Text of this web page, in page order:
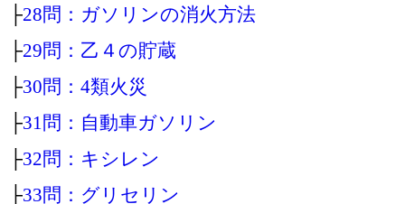
├28問：ガソリンの消火方法
├29問：乙４の貯蔵
├30問：4類火災
├31問：自動車ガソリン
├32問：キシレン
├33問：グリセリン